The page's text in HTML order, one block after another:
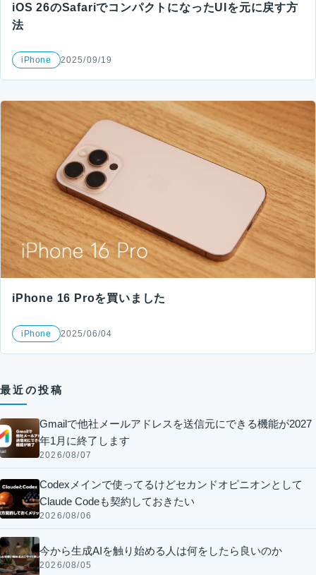
iOS 26のSafariでコンパクトになったUIを元に戻す方
法
iPhone 2025/09/19
iPhone 16 Proを買いました
iPhone 2025/06/04
最近の投稿
Gmailで他社メールアドレスを送信元にできる機能が2027
年1月に終了します
2026/08/07
Codexメインで使ってるけどセカンドオピニオンとして
Claude Codeも契約しておきたい
2026/08/06
今から生成AIを触り始める人は何をしたら良いのか
2026/08/05